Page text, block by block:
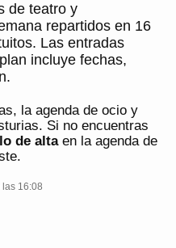
de teatro y
repartidos en 16
Las entradas
incluye fechas,
, la agenda de ocio y
. Si no encuentras
de altaen la agenda de
16:08